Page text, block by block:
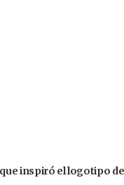
inspiró el logotipo